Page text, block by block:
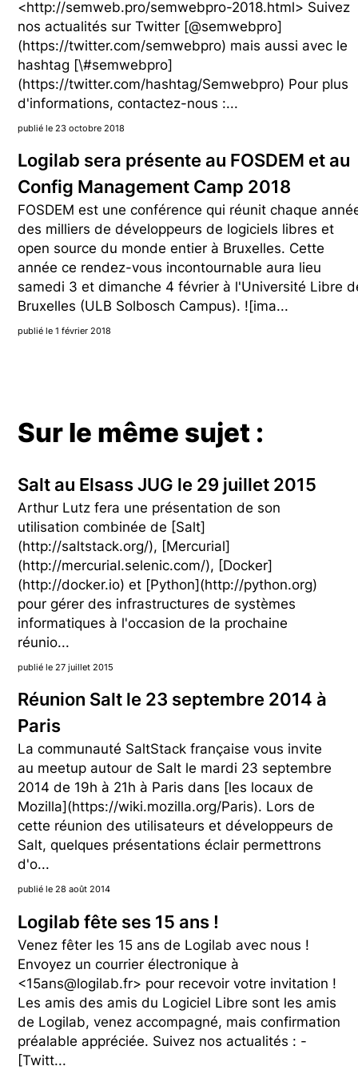
<http://semweb.pro/semwebpro-2018.html> Suivez
nos actualités sur Twitter [@semwebpro]
(https://twitter.com/semwebpro) mais aussi avec le
hashtag [\#semwebpro]
(https://twitter.com/hashtag/Semwebpro) Pour plus
d'informations, contactez-nous :...
publié le 23 octobre 2018
Logilab sera présente au FOSDEM et au
Config Management Camp 2018
FOSDEM est une conférence qui réunit chaque
des milliers de développeurs de logiciels libres et
open source du monde entier à Bruxelles. Cette
année ce rendez-vous incontournable aura lieu
samedi 3 et dimanche 4 février à l'Université Libre
Bruxelles (ULB Solbosch Campus). ![ima...
publié le 1 février 2018
Sur le même sujet :
Salt au Elsass JUG le 29 juillet 2015
Arthur Lutz fera une présentation de son
utilisation combinée de [Salt]
(http://saltstack.org/), [Mercurial]
(http://mercurial.selenic.com/), [Docker]
(http://docker.io) et [Python](http://python.org)
pour gérer des infrastructures de systèmes
informatiques à l'occasion de la prochaine
réunio...
publié le 27 juillet 2015
Réunion Salt le 23 septembre 2014 à
Paris
La communauté SaltStack française vous invite
au meetup autour de Salt le mardi 23 septembre
2014 de 19h à 21h à Paris dans [les locaux de
Mozilla](https://wiki.mozilla.org/Paris). Lors de
cette réunion des utilisateurs et développeurs de
Salt, quelques présentations éclair permettrons
d'o...
publié le 28 août 2014
Logilab fête ses 15 ans !
Venez fêter les 15 ans de Logilab avec nous !
Envoyez un courrier électronique à
<15ans@logilab.fr> pour recevoir votre invitation !
Les amis des amis du Logiciel Libre sont les amis
de Logilab, venez accompagné, mais confirmation
préalable appréciée. Suivez nos actualités : -
[Twitt...